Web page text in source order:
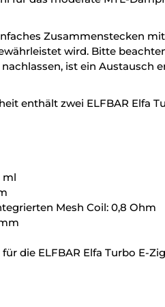
Zusammenstecken
wird. Bitte
ist ein Austausch
enthält zwei ELFBAR Elfa
ml
Mesh Coil: 0,8 Ohm
die ELFBAR Elfa Turbo E-